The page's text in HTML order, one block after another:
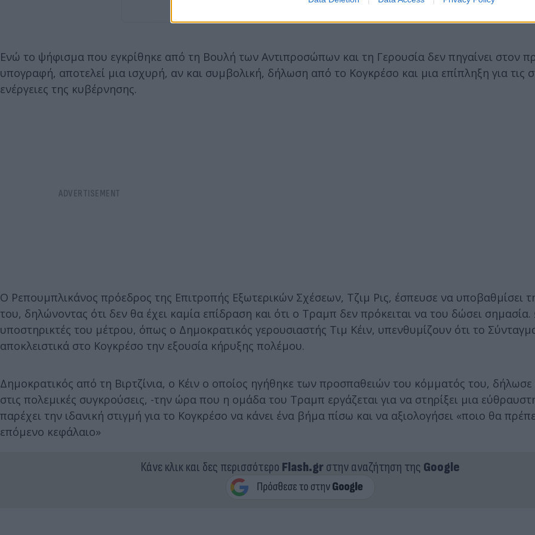
Ενώ το ψήφισμα που εγκρίθηκε από τη Βουλή των Αντιπροσώπων και τη Γερουσία δεν πηγαίνει στον
υπογραφή, αποτελεί μια ισχυρή, αν και συμβολική, δήλωση από το Κογκρέσο και μια επίπληξη για τις
ενέργειες της κυβέρνησης.
Ο Ρεπουμπλικάνος πρόεδρος της Επιτροπής Εξωτερικών Σχέσεων, Τζιμ Ρις, έσπευσε να υποβαθμίσει
του, δηλώνοντας ότι δεν θα έχει καμία επίδραση και ότι ο Τραμπ δεν πρόκειται να του δώσει
υποστηρικτές του μέτρου, όπως ο Δημοκρατικός γερουσιαστής Τιμ Κέιν, υπενθυμίζουν ότι το
αποκλειστικά στο Κογκρέσο την εξουσία κήρυξης πολέμου.
Δημοκρατικός από τη Βιρτζίνια, ο Κέιν ο οποίος ηγήθηκε των προσπαθειών του κόμματός του,
στις πολεμικές συγκρούσεις, -την ώρα που η ομάδα του Τραμπ εργάζεται για να στηρίξει μια
παρέχει την ιδανική στιγμή για το Κογκρέσο να κάνει ένα βήμα πίσω και να αξιολογήσει «ποιο θα
επόμενο κεφάλαιο»
Κάνε κλικ και δες περισσότερο Flash.grστην αναζήτηση της Google